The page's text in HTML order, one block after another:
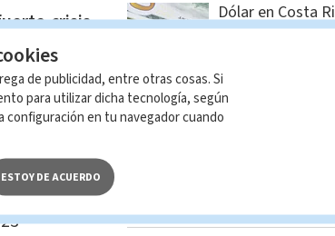
crisis
en
que
Dólar en Costa
de cambio para
de publicidad, entre otras cosas. Si
para utilizar dicha tecnología, según
configuración en tu navegador cuando
ESTOY DE ACUERDO